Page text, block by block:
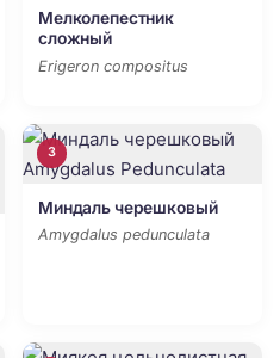
Мелколепестник
сложный
Erigeron compositus
3
Миндаль черешковый
Amygdalus pedunculata